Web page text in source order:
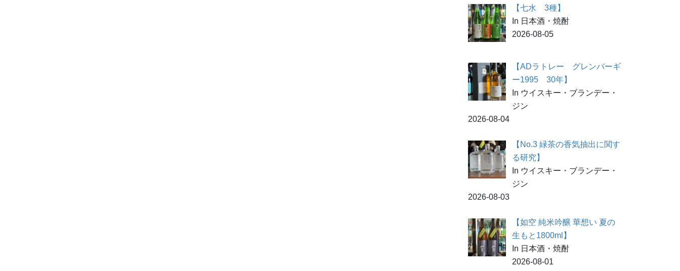
【七水 3種】
In 日本酒・焼酎
2026-08-05
【ADラトレー グレンバーギ
ー1995 30年】
In ウイスキー・ブランデー・
ジン
2026-08-04
【No.3 緑茶の香気抽出に関す
る研究】
In ウイスキー・ブランデー・
ジン
2026-08-03
【如空 純米吟醸 華想い 夏の
生もと1800ml】
In 日本酒・焼酎
2026-08-01